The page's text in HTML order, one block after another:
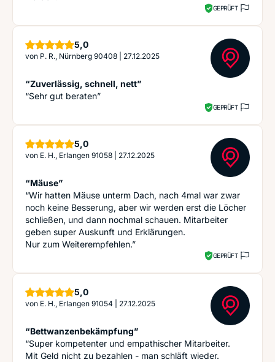
GEPRÜFT
5,0Sterne
von P. R., Nürnberg 90408 27.12.2025
“Zuverlässig, schnell, nett”
“Sehr gut beraten”
GEPRÜFT
5,0Sterne
von E. H., Erlangen 91058 27.12.2025
“Mäuse”
“Wir hatten Mäuse unterm Dach, nach 4mal war zwar
noch keine Besserung, aber wir werden erst die Löcher
schließen, und dann nochmal schauen. Mitarbeiter
geben super Auskunft und Erklärungen.
Nur zum Weiterempfehlen.”
GEPRÜFT
5,0Sterne
von E. H., Erlangen 91054 27.12.2025
“Bettwanzenbekämpfung”
“Super kompetenter und empathischer Mitarbeiter.
Mit Geld nicht zu bezahlen - man schläft wieder.